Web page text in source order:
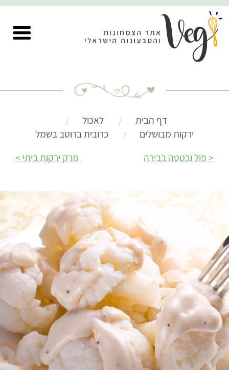
דף הבית
לאכול
ירקות מבושלים
כרובית ברוטב בשמל
פול ובטטה בבירה
מרק ירקות ביתי